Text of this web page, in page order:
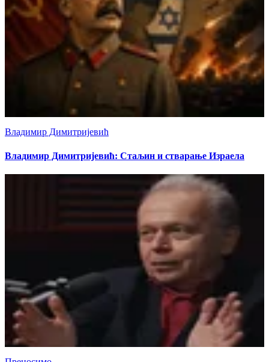
Владимир Димитријевић
Владимир Димитријевић: Стаљин и стварање Израела